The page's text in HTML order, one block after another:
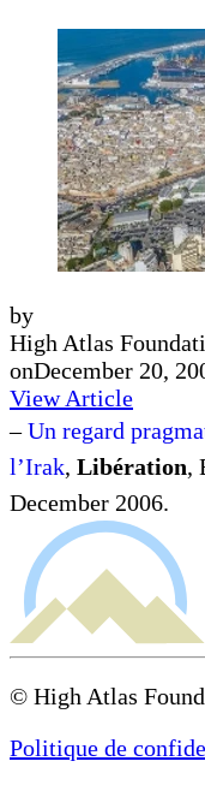
by
High Atlas
onDecember 20,
View Article
–Un regard
l’Irak, Libération,
December 2006.
© High Atlas
Politique de